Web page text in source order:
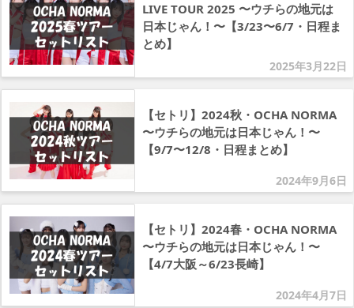
2025年3月22日
LIVE TOUR 2025 〜ウチらの地元は
日本じゃん！〜【3/23〜6/7・日程ま
とめ】
2024年9月6日
【セトリ】2024秋・OCHA NORMA
〜ウチらの地元は日本じゃん！〜
【9/7〜12/8・日程まとめ】
2024年4月7日
【セトリ】2024春・OCHA NORMA
〜ウチらの地元は日本じゃん！〜
【4/7大阪～6/23長崎】